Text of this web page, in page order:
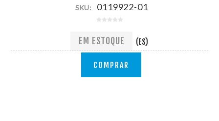
SKU: 0119922-01
EM ESTOQUE (ES)
COMPRAR